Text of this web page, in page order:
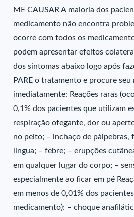
ME CAUSAR A maioria dos
medicamento não encontra
ocorre com todos os
podem apresentar efeitos
dos sintomas abaixo logo após
PARE o tratamento e procure seu
imediatamente: Reações raras
0,1% dos pacientes que utilizam
respiração ofegante, dor ou
no peito; – inchaço de pálpebras,
língua; – febre; – erupções
em qualquer lugar do corpo; –
especialmente ao ficar em pé
em menos de 0,01% dos
medicamento): – choque